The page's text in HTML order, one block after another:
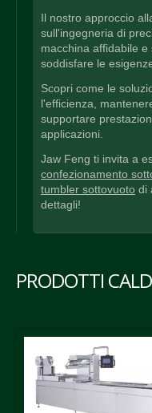
Il nostro approccio
sull'ingegneria di
macchina affidabile
soddisfare le
Scopri come le
l'efficienza,
supportare
applicazioni.
Jaw Feng ti invita a
confezionamento
tumbler sottovuoto di
dettagli!
PRODOTTI